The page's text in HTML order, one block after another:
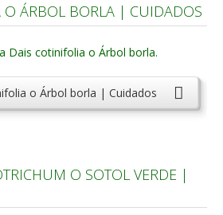
O ÁRBOL BORLA | CUIDADOS
o Árbol borla | Cuidados
O SOTOL VERDE |